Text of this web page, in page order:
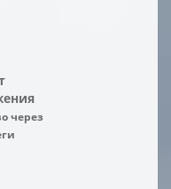
через